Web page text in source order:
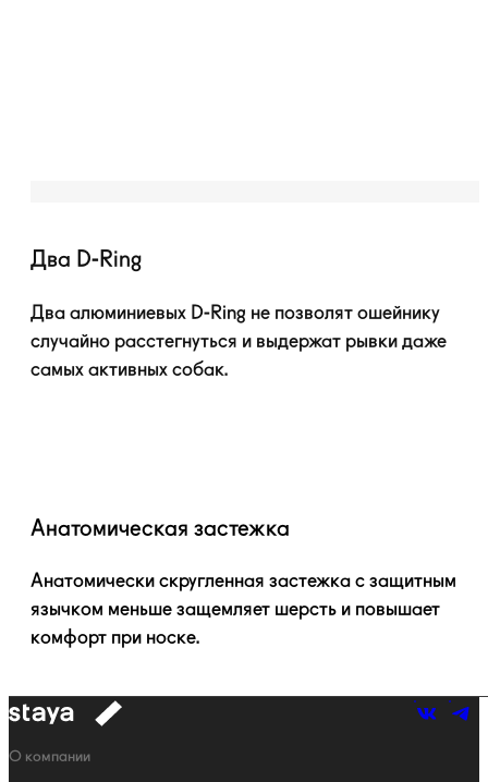
Два D-Ring
Два алюминиевых D-Ring не позволят ошейнику
случайно расстегнуться и выдержат рывки даже
самых активных собак.
Анатомическая застежка
Анатомически скругленная застежка с защитным
язычком меньше защемляет шерсть и повышает
комфорт при носке.
к
Навигация
О компании